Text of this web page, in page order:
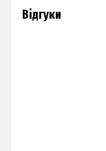
Відгуки